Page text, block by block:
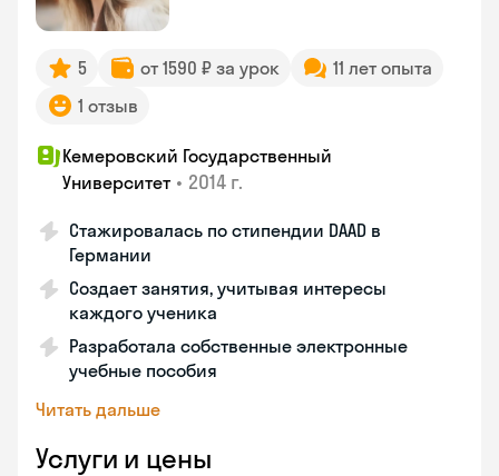
5 от 1590 ₽ за урок
11 лет опыта
1 отзыв
Кемеровский Государственный
Университет • 2014 г.
Стажировалась по стипендии DAAD в
Германии
Создает занятия, учитывая интересы
каждого ученика
Разработала собственные электронные
учебные пособия
Читать дальше
Услуги и цены